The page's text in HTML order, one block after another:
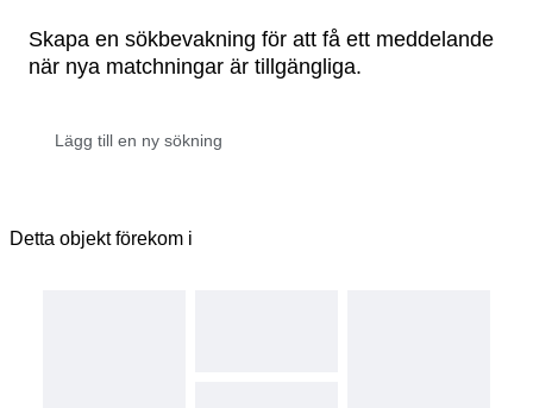
Skapa en sökbevakning för att få ett meddelande
när nya matchningar är tillgängliga.
Detta objekt förekom i